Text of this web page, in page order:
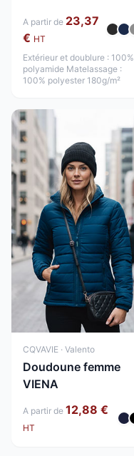
A partir de 23,37
€ HT
Extérieur et doublure : 100%
polyamide Matelassage :
100% polyester 180g/m²
CQVAVIE · Valento
Doudoune femme
VIENA
A partir de 12,88 €
HT